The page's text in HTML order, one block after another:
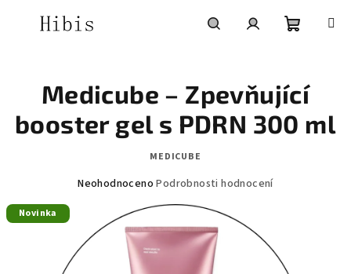
košík
Medicube – Zpevňující
booster gel s PDRN 300 ml
MEDICUBE
Průměrné
produktu
0,0
Neohodnoceno Podrobnosti hodnocení
Novinka